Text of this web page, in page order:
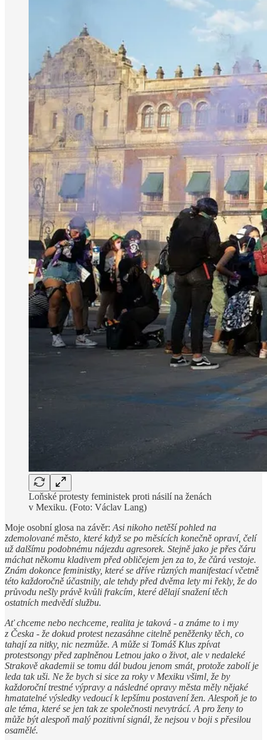
Loňské protesty feministek proti násilí na ženách
v Mexiku. (Foto: Václav Lang)
Moje osobní glosa na závěr: Asi nikoho netěší pohled na
zdemolované město, které když se po měsících konečně opraví, čelí
už dalšímu podobnému nájezdu agresorek. Stejně jako je přes čáru
máchat někomu kladivem před obličejem jen za to, že čůrá vestoje.
Znám dokonce feministky, které se dříve různých manifestací včetně
této každoročně účastnily, ale tehdy před dvěma lety mi řekly, že do
průvodu nešly právě kvůli frakcím, které dělají snažení těch
ostatních medvědí službu.
Ať chceme nebo nechceme, realita je taková - a známe to i my
z Česka - že dokud protest nezasáhne citelně peněženky těch, co
tahají za nitky, nic nezmůže. A může si Tomáš Klus zpívat
protestsongy před zaplněnou Letnou jako o život, ale v nedaleké
Strakově akademii se tomu dál budou jenom smát, protože zabolí je
leda tak uši. Ne že bych si sice za roky v Mexiku všiml, že by
každoroční trestné výpravy a následné opravy města měly nějaké
hmatatelné výsledky vedoucí k lepšímu postavení žen. Alespoň je to
ale téma, které se jen tak ze společnosti nevytrácí. A pro ženy to
může být alespoň malý pozitivní signál, že nejsou v boji s přesilou
osamělé.